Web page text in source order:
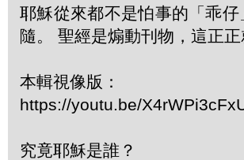
耶穌從來都不是怕事的「乖
隨。 聖經是煽動刊物，這正
本輯視像版：
https://youtu.be/
究竟耶穌是誰？